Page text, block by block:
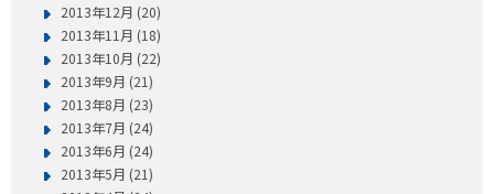
2013年12月 (20)
2013年11月 (18)
2013年10月 (22)
2013年9月 (21)
2013年8月 (23)
2013年7月 (24)
2013年6月 (24)
2013年5月 (21)